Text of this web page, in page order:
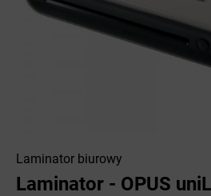
Laminator biurowy
Laminator - OPUS